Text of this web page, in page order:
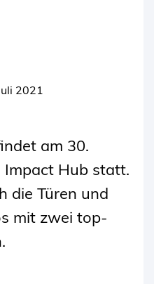
2021
am 30.
Impact Hub statt.
die Türen und
mit zwei top-